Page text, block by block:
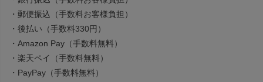
・郵便振込（手数料お客様負担）
・後払い（手数料330円）
・Amazon Pay（手数料無料）
・楽天ペイ（手数料無料）
・PayPay（手数料無料）